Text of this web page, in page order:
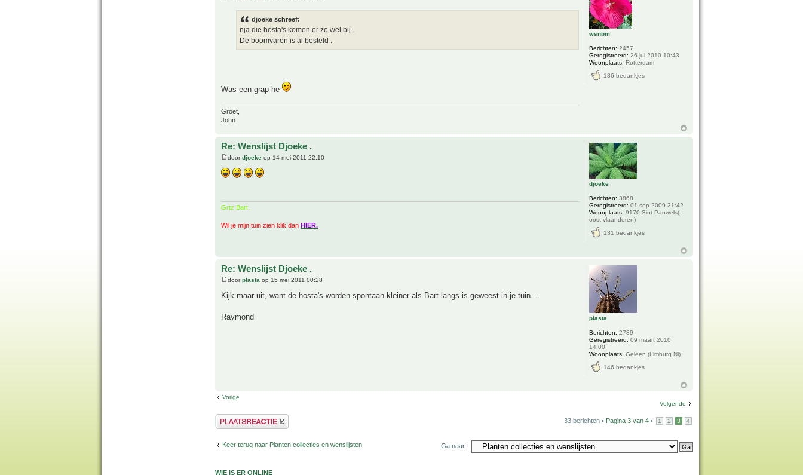
djoeke schreef:
nja die hosta's komen er zo wel bij .
De boomvaren is al besteld .
Was een grap he
Groet,
John
wsnbm
Berichten: 2457
Geregistreerd: 26 jul 2010 10:43
Woonplaats: Rotterdam
186 bedankjes
Re: Wenslijst Djoeke .
doordjoeke op 14 mei 2011 22:10
Grtz Bart.
Wil je mijn tuin zien klik dan HIER.
djoeke
Berichten: 3868
Geregistreerd: 01 sep 2009 21:42
Woonplaats: 9170 Sint-Pauwels(
oost vlaanderen)
131 bedankjes
Re: Wenslijst Djoeke .
doorplasta op 15 mei 2011 00:28
Kijk maar uit, want de hosta's worden spontaan kleiner als Bart langs is geweest in je tuin....
Raymond plasta
Berichten: 2789
Geregistreerd: 09 maart 2010
14:00
Woonplaats: Geleen (Limburg Nl)
146 bedankjes
Vorige
Volgende
Plaats een reactie 33 berichten • Pagina 3 van 4 • 1 2 3 4
Keer terug naar Planten collecties en wenslijsten Ga naar:
WIE IS ER ONLINE